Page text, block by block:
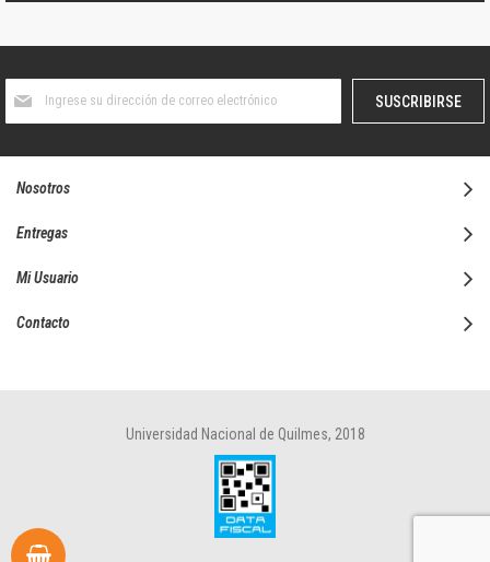
boletín
SUSCRIBIRSE
Nosotros
Entregas
Mi Usuario
Contacto
Universidad Nacional de Quilmes, 2018